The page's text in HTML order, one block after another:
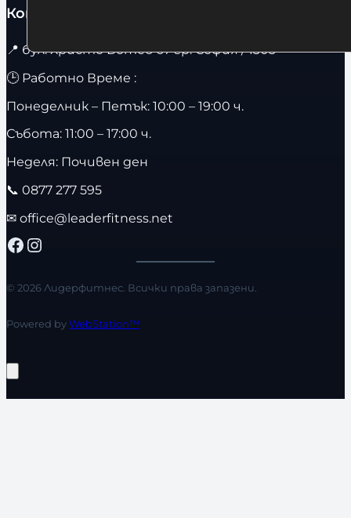
Контакти
📍 бул. Христо Ботев 67 гр. София / 1303
🕒 Работно Време :
Понеделник – Петък: 10:00 – 19:00 ч.
Събота: 11:00 – 17:00 ч.
Неделя: Почивен ден
📞 0877 277 595
✉ office@leaderfitness.net
Facebook Instagram
© 2026 Лидерфитнес. Всички права запазени.
Powered byWebStation™